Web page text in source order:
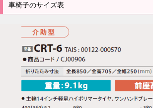
車椅子のサイズ表